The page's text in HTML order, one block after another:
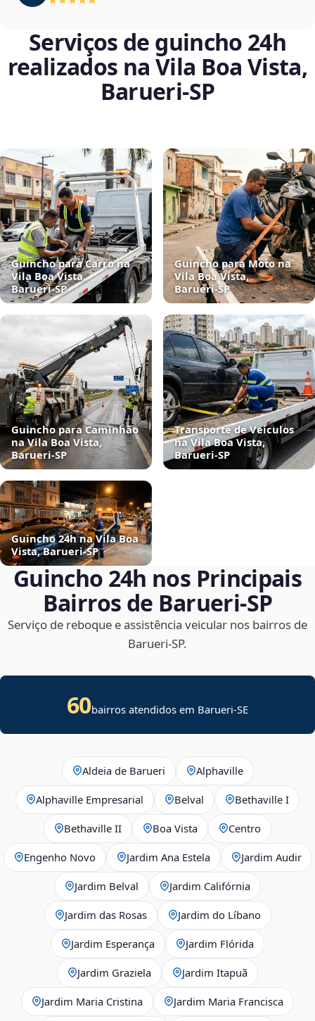
Serviços de guincho 24h
realizados na Vila Boa Vista,
Barueri‑SP
Guincho para Carro na
Vila Boa Vista,
Barueri‑SP
Guincho para Moto na
Vila Boa Vista,
Barueri‑SP
Guincho para Caminhão
na Vila Boa Vista,
Barueri‑SP
Transporte de Veículos
na Vila Boa Vista,
Barueri‑SP
Guincho 24h na Vila Boa
Vista, Barueri‑SP
Guincho 24h nos Principais
Bairros de Barueri‑SP
Serviço de reboque e assistência veicular nos bairros de
Barueri‑SP.
60bairros atendidos em Barueri-SE
Aldeia de Barueri Alphaville
Alphaville Empresarial Belval Bethaville I
Bethaville II Boa Vista Centro
Engenho Novo Jardim Ana Estela Jardim Audir
Jardim Belval Jardim Califórnia
Jardim das Rosas Jardim do Líbano
Jardim Esperança Jardim Flórida
Jardim Graziela Jardim Itapuã
Jardim Maria Cristina Jardim Maria Francisca